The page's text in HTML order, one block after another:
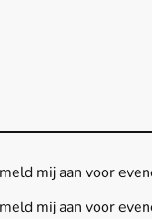
mij aan voor
mij aan voor